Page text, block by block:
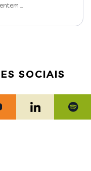
SOCIAIS